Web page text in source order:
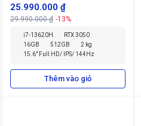
SL)
25.990.000 ₫
29.990.000 ₫ -13%
i7-13620H
RTX 3050
16GB
512GB
2 kg
15.6" Full HD/ IPS/ 144Hz
Thêm vào giỏ